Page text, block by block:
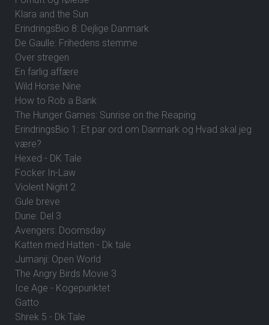
Klara and the Sun
ErindringsBio 8: Dejlige Danmark
De Gaulle: Frihedens stemme
Over stregen
En farlig affære
Wild Horse Nine
How to Rob a Bank
The Hunger Games: Sunrise on the Reaping
ErindringsBio 1: Et par ord om Danmark og Hvad skal jeg
være?
Hexed - DK Tale
Focker In-Law
Violent Night 2
Gule breve
Dune: Del 3
Avengers: Doomsday
Katten med Hatten - Dk tale
Jumanji: Open World
The Angry Birds Movie 3
Ice Age - Kogepunktet
Gatto
Shrek 5 - Dk Tale